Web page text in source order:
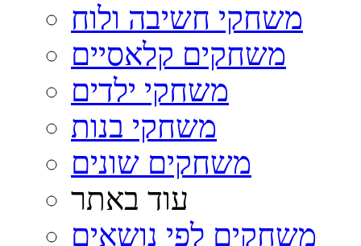
משחקי חשיבה ולוח
משחקים קלאסיים
משחקי ילדים
משחקי בנות
משחקים שונים
עוד באתר
משחקים לפי נושאים